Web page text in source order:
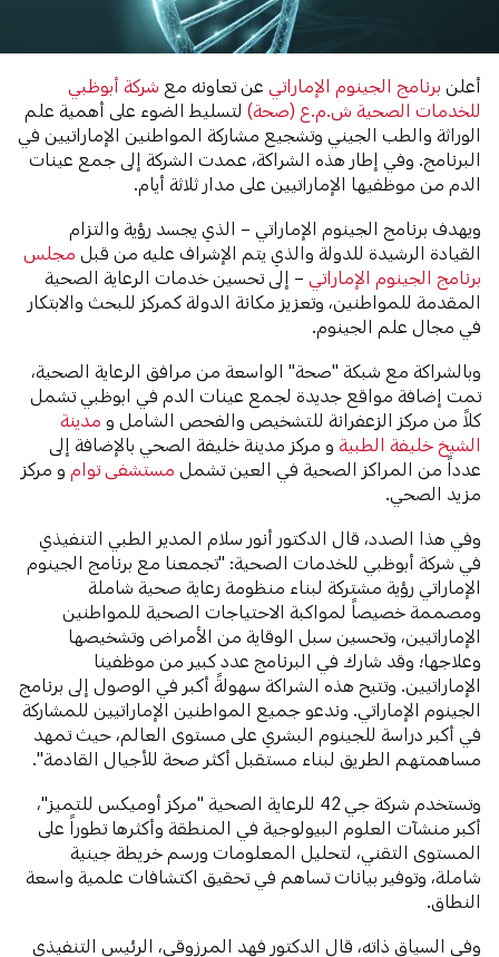
أعلن برنامج الجينوم الإماراتي عن تعاونه معشركة أبوظبي
للخدمات الصحية ش.م.ع (صحة)لتسليط الضوء على أهمية علم
الوراثة والطب الجيني وتشجيع مشاركة المواطنين الإماراتيين في
البرنامج. وفي إطار هذه الشراكة، عمدت الشركة إلى جمع عينات
الدم من موظفيها الإماراتيين على مدار ثلاثة أيام.
ويهدف برنامج الجينوم الإماراتي – الذي يجسد رؤية والتزام
القيادة الرشيدة للدولة والذي يتم الإشراف عليه من قبل مجلس
برنامج الجينوم الإماراتي – إلى تحسين خدمات الرعاية الصحية
المقدمة للمواطنين، وتعزيز مكانة الدولة كمركز للبحث والابتكار
في مجال علم الجينوم.
وبالشراكة مع شبكة "صحة" الواسعة من مرافق الرعاية الصحية،
تمت إضافة مواقع جديدة لجمع عينات الدم في ابوظبي تشمل
كلاً من مركز الزعفرانة للتشخيص والفحص الشامل و مدينة
الشيخ خليفة الطبيةو مركز مدينة خليفة الصحي بالإضافة إلى
عدداً من المراكز الصحية في العين تشمل مستشفى توامو مركز
مزيد الصحي.
وفي هذا الصدد، قال الدكتور أنور سلام المدير الطبي التنفيذي
في شركة أبوظبي للخدمات الصحية: "تجمعنا مع برنامج الجينوم
الإماراتي رؤية مشتركة لبناء منظومة رعاية صحية شاملة
ومصممة خصيصاً لمواكبة الاحتياجات الصحية للمواطنين
الإماراتيين، وتحسين سبل الوقاية من الأمراض وتشخيصها
وعلاجها؛ وقد شارك في البرنامج عدد كبير من موظفينا
الإماراتيين. وتتيح هذه الشراكة سهولةً أكبر في الوصول إلى برنامج
الجينوم الإماراتي. وندعو جميع المواطنين الإماراتيين للمشاركة
في أكبر دراسة للجينوم البشري على مستوى العالم، حيث تمهد
مساهمتهم الطريق لبناء مستقبل أكثر صحة للأجيال القادمة".
وتستخدم شركة جي 42 للرعاية الصحية "مركز أوميكس للتميز"،
أكبر منشآت العلوم البيولوجية في المنطقة وأكثرها تطوراً على
المستوى التقني، لتحليل المعلومات ورسم خريطة جينية
شاملة، وتوفير بيانات تساهم في تحقيق اكتشافات علمية واسعة
النطاق.
وفي السياق ذاته، قال الدكتور فهد المرزوقي، الرئيس التنفيذي